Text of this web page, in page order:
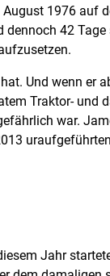
August 1976 auf
dennoch 42 Tage
Und wenn er
Traktor- und
war.
Jahr